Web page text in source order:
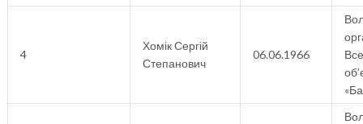
4
Хомік Сергій
Степанович
06.06.1966